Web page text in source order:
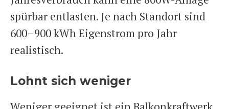
spürbar entlasten. Je nach Standort sind
600–900 kWh Eigenstrom pro Jahr
realistisch.
Lohnt sich weniger